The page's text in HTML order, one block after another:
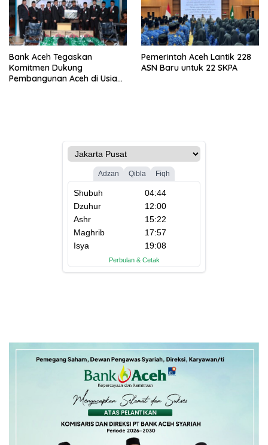
Bank Aceh Tegaskan
Komitmen Dukung
Pembangunan Aceh di Usia
Pemerintah Aceh Lantik 228
ASN Baru untuk 22 SKPA